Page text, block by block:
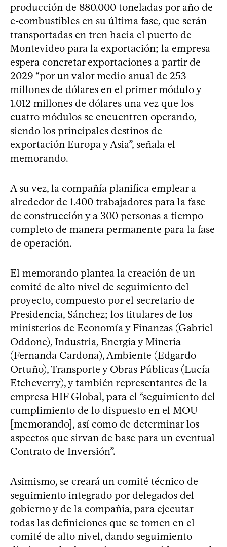
producción de 880.000 toneladas por año de
e-combustibles en su última fase, que serán
transportadas en tren hacia el puerto de
Montevideo para la exportación; la empresa
espera concretar exportaciones a partir de
2029 “por un valor medio anual de 253
millones de dólares en el primer módulo y
1.012 millones de dólares una vez que los
cuatro módulos se encuentren operando,
siendo los principales destinos de
exportación Europa y Asia”, señala el
memorando.
A su vez, la compañía planifica emplear a
alrededor de 1.400 trabajadores para la fase
de construcción y a 300 personas a tiempo
completo de manera permanente para la fase
de operación.
El memorando plantea la creación de un
comité de alto nivel de seguimiento del
proyecto, compuesto por el secretario de
Presidencia, Sánchez; los titulares de los
ministerios de Economía y Finanzas (Gabriel
Oddone), Industria, Energía y Minería
(Fernanda Cardona), Ambiente (Edgardo
Ortuño), Transporte y Obras Públicas (Lucía
Etcheverry), y también representantes de la
empresa HIF Global, para el “seguimiento del
cumplimiento de lo dispuesto en el MOU
[memorando], así como de determinar los
aspectos que sirvan de base para un eventual
Contrato de Inversión”.
Asimismo, se creará un comité técnico de
seguimiento integrado por delegados del
gobierno y de la compañía, para ejecutar
todas las definiciones que se tomen en el
comité de alto nivel, dando seguimiento